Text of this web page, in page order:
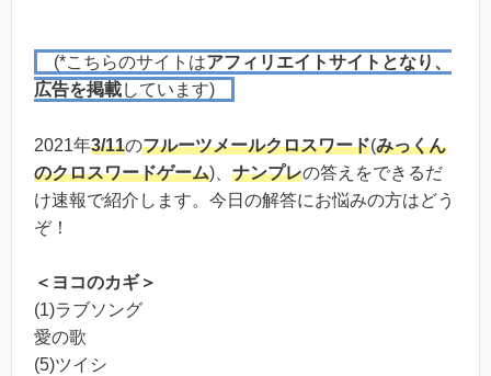
(*こちらのサイトはアフィリエイトサイトとなり、
広告を掲載しています)
2021年3/11のフルーツメールクロスワード(みっくん
のクロスワードゲーム)、 ナンプレの答えをできるだ
け速報で紹介します。今日の解答にお悩みの方はどう
ぞ！
＜ヨコのカギ＞
(1)ラブソング
愛の歌
(5)ツイシ